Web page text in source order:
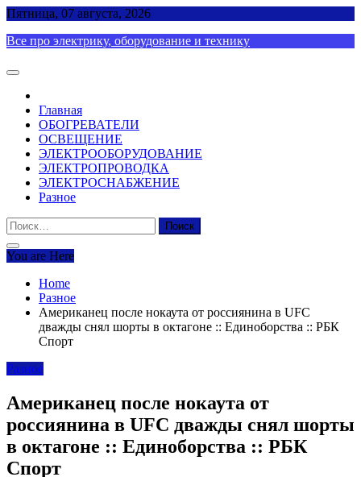
Skip
content
Пятница, 07 августа, 2026
Все про электрику, оборудование и технику
Главная
ОБОГРЕВАТЕЛИ
ОСВЕЩЕНИЕ
ЭЛЕКТРООБОРУДОВАНИЕ
ЭЛЕКТРОПРОВОДКА
ЭЛЕКТРОСНАБЖЕНИЕ
Разное
Найти:
You are Here
Home
Разное
Американец после нокаута от россиянина в UFC
дважды снял шорты в октагоне :: Единоборства :: РБК
Спорт
Разное
Американец после нокаута от
россиянина в UFC дважды снял шорты
в октагоне :: Единоборства :: РБК
Спорт